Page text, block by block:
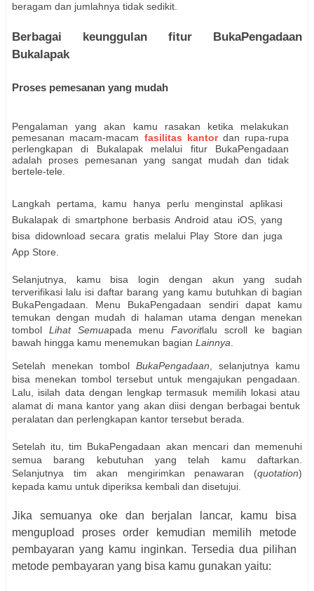
beragam dan jumlahnya tidak sedikit.
Berbagai keunggulan fitur BukaPengadaan
Bukalapak
Proses pemesanan yang mudah
Pengalaman yang akan kamu rasakan ketika melakukan
pemesanan macam-macam fasilitas kantor dan rupa-rupa
perlengkapan di Bukalapak melalui fitur BukaPengadaan
adalah proses pemesanan yang sangat mudah dan tidak
bertele-tele.
Langkah pertama, kamu hanya perlu menginstal aplikasi
Bukalapak di smartphone berbasis Android atau iOS, yang
bisa didownload secara gratis melalui Play Store dan juga
App Store.
Selanjutnya, kamu bisa login dengan akun yang sudah
terverifikasi lalu isi daftar barang yang kamu butuhkan di bagian
BukaPengadaan. Menu BukaPengadaan sendiri dapat kamu
temukan dengan mudah di halaman utama dengan menekan
tombol Lihat Semuapada menu Favoritlalu scroll ke bagian
bawah hingga kamu menemukan bagian Lainnya.
Setelah menekan tombolBukaPengadaan, selanjutnya kamu
bisa menekan tombol tersebut untuk mengajukan pengadaan.
Lalu, isilah data dengan lengkap termasuk memilih lokasi atau
alamat di mana kantor yang akan diisi dengan berbagai bentuk
peralatan dan perlengkapan kantor tersebut berada.
Setelah itu, tim BukaPengadaan akan mencari dan memenuhi
semua barang kebutuhan yang telah kamu daftarkan.
Selanjutnya tim akan mengirimkan penawaran (quotation)
kepada kamu untuk diperiksa kembali dan disetujui.
Jika semuanya oke dan berjalan lancar, kamu bisa
mengupload proses order kemudian memilih metode
pembayaran yang kamu inginkan. Tersedia dua pilihan
metode pembayaran yang bisa kamu gunakan yaitu: